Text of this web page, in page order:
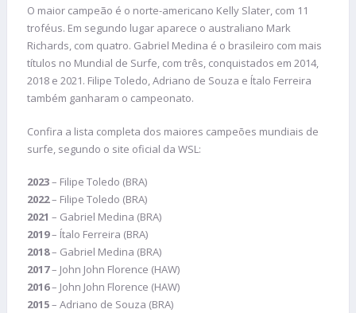
O maior campeão é o norte-americano Kelly Slater, com 11
troféus. Em segundo lugar aparece o australiano Mark
Richards, com quatro. Gabriel Medina é o brasileiro com mais
títulos no Mundial de Surfe, com três, conquistados em 2014,
2018 e 2021. Filipe Toledo, Adriano de Souza e Ítalo Ferreira
também ganharam o campeonato.
Confira a lista completa dos maiores campeões mundiais de
surfe, segundo o site oficial da WSL:
2023– Filipe Toledo (BRA)
2022– Filipe Toledo (BRA)
2021 – Gabriel Medina (BRA)
2019– Ítalo Ferreira (BRA)
2018– Gabriel Medina (BRA)
2017– John John Florence (HAW)
2016– John John Florence (HAW)
2015– Adriano de Souza (BRA)